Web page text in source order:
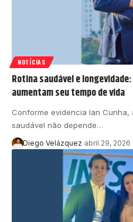
NOTÍCIAS
Rotina saudável e
aumentam seu tempo de vida
Conforme evidencia Ian
saudável não depende…
Diego Velázquez abril 29, 2026